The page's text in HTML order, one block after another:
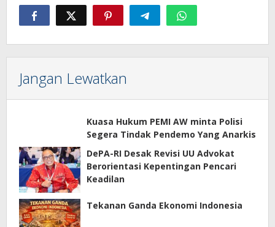
Jangan Lewatkan
Kuasa Hukum PEMI AW minta Polisi
Segera Tindak Pendemo Yang Anarkis
DePA-RI Desak Revisi UU Advokat
Berorientasi Kepentingan Pencari
Keadilan
Tekanan Ganda Ekonomi Indonesia